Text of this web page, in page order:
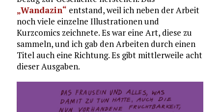
„Wandazin“ entstand, weil ich neben der Arbeit
noch viele einzelne Illustrationen und
Kurzcomics zeichnete. Es war eine Art, diese zu
sammeln, und ich gab den Arbeiten durch einen
Titel auch eine Richtung. Es gibt mittlerweile acht
dieser Ausgaben.